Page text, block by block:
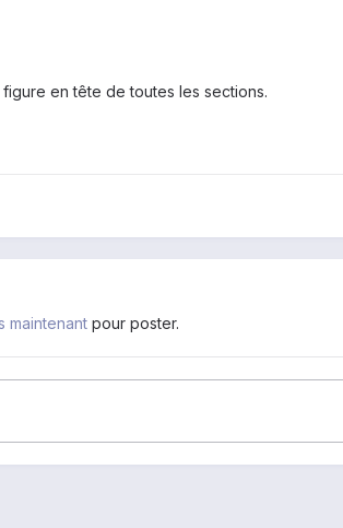
figure en tête de toutes les sections.
maintenant pour poster.